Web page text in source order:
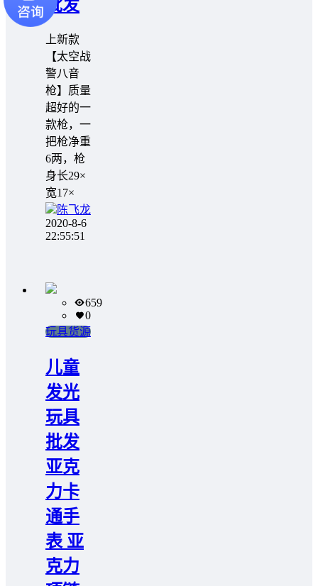
批发
️️上新款
【太空战
警八音
枪】质量
超好的一
款枪，一
把枪净重
6两，枪
身长29×
宽17×
陈飞龙
2020-8-6
22:55:51
659
0
玩具货源
儿童
发光
玩具
批发
亚克
力卡
通手
表 亚
克力